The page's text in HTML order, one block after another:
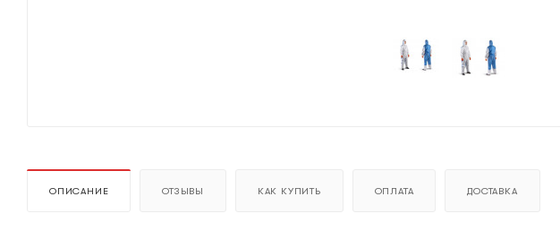
ОПИСАНИЕ ОТЗЫВЫ КАК КУПИТЬ ОПЛАТА ДОСТАВКА